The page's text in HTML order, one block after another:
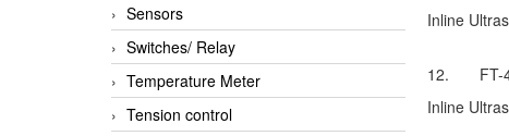
Sensors
Switches/ Relay
Temperature Meter
Tension control
Inline
12. FT-
Inline